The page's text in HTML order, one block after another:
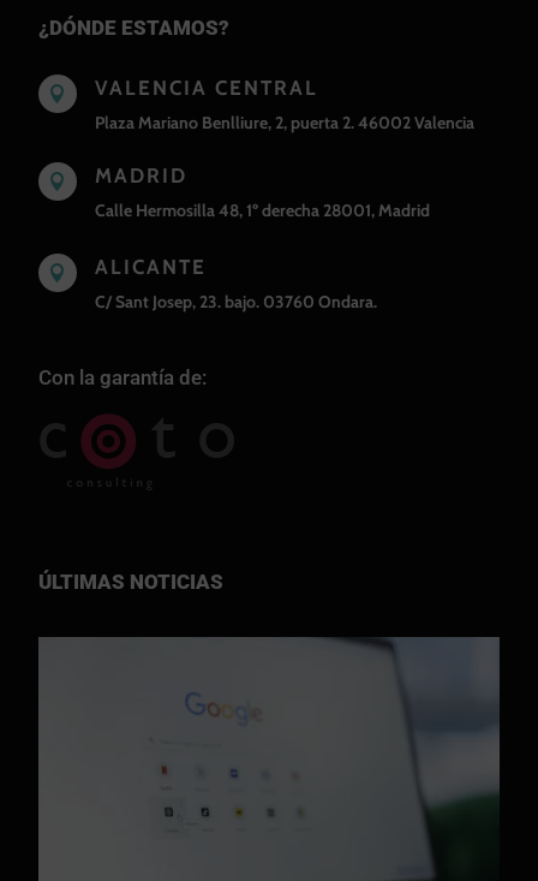
¿DÓNDE ESTAMOS?
 VALENCIA CENTRAL
Plaza Mariano Benlliure, 2, puerta 2. 46002 Valencia
 MADRID
Calle Hermosilla 48, 1º derecha 28001, Madrid
 ALICANTE
C/ Sant Josep, 23. bajo. 03760 Ondara.
Con la garantía de:
ÚLTIMAS NOTICIAS